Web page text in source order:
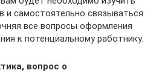
и самостоятельно связываться
все вопросы оформления
к потенциальному работнику.
вопрос о